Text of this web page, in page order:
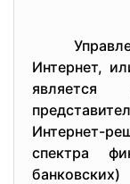
Интернет,
Интернет-
спектра